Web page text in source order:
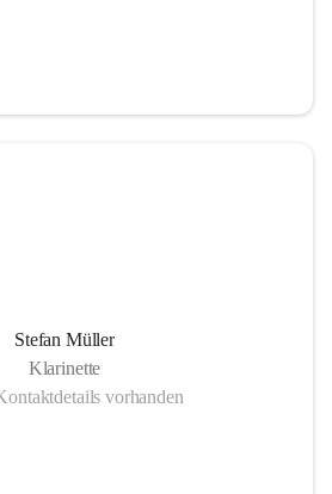
Stefan Müller
Klarinette
vorhanden